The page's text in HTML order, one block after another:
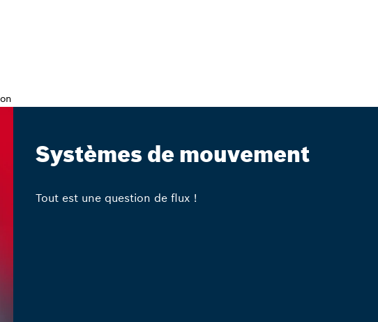
Systèmes de mouvement
Tout est une question de flux !